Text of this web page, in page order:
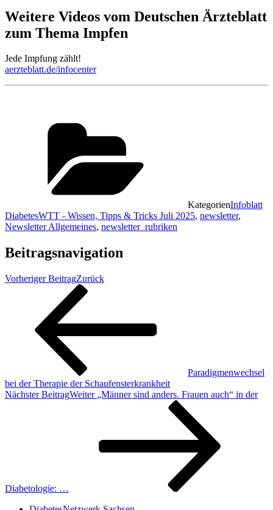
Weitere Videos vom Deutschen Ärzteblatt
zum Thema Impfen
Jede Impfung zählt!
aerzteblatt.de/infocenter
KategorienInfoblatt
DiabetesWTT - Wissen, Tipps & Tricks Juli 2025, newsletter,
Newsletter Allgemeines, newsletter_rubriken
Beitragsnavigation
Vorheriger BeitragZurück
Paradigmenwechsel
bei der Therapie der Schaufensterkrankheit
Nächster BeitragWeiter „Männer sind anders. Frauen auch“ in der
Diabetologie: …